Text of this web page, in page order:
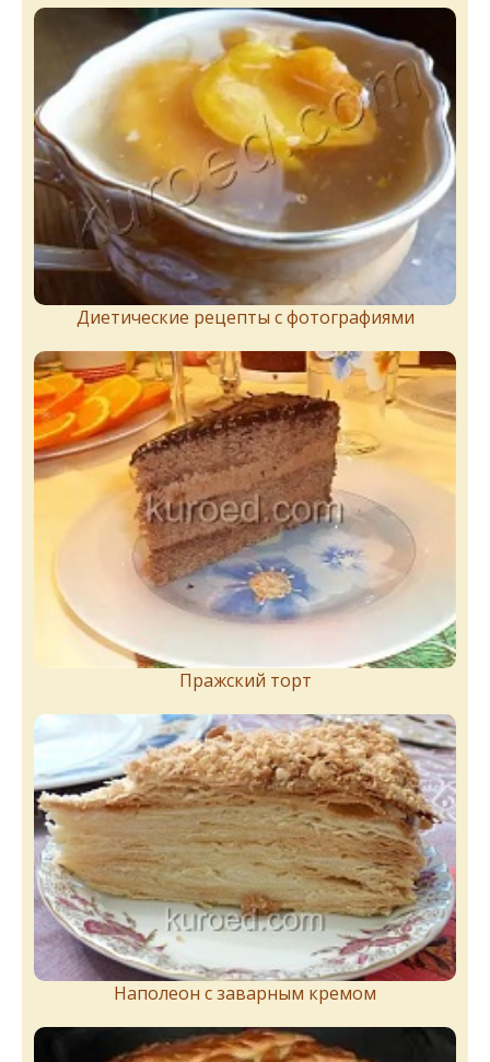
Диетические рецепты с фотографиями
Пражский торт
Наполеон с заварным кремом